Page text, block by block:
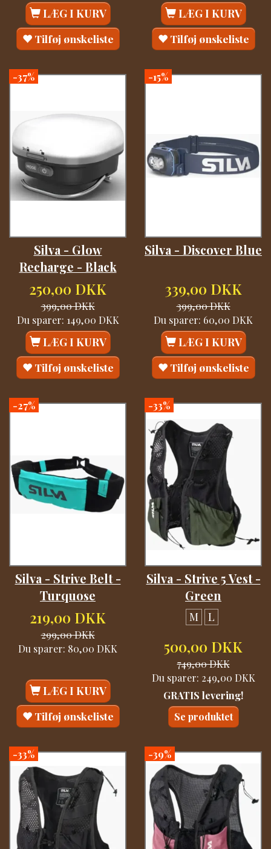
LÆG I KURV
Tilføj ønskeliste
LÆG I KURV
Tilføj ønskeliste
-37%
Silva - Glow
Recharge - Black
250,00 DKK
399,00 DKK
Du sparer: 149,00 DKK
LÆG I KURV
Tilføj ønskeliste
-15%
Silva - Discover Blue
339,00 DKK
399,00 DKK
Du sparer: 60,00 DKK
LÆG I KURV
Tilføj ønskeliste
-27%
Silva - Strive Belt -
Turquose
219,00 DKK
299,00 DKK
Du sparer: 80,00 DKK
LÆG I KURV
Tilføj ønskeliste
-33%
Silva - Strive 5 Vest -
Green
M L
500,00 DKK
749,00 DKK
Du sparer: 249,00 DKK
GRATIS levering!
Se produktet
-33% -39%